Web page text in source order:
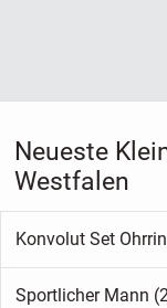
Neueste
Westfalen